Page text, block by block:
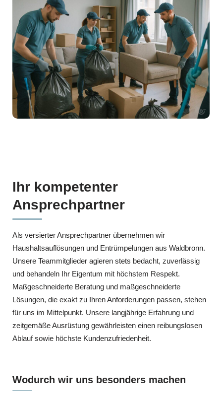
Ihr kompetenter
Ansprechpartner
Als versierter Ansprechpartner übernehmen wir
Haushaltsauflösungen und Entrümpelungen aus Waldbronn.
Unsere Teammitglieder agieren stets bedacht, zuverlässig
und behandeln Ihr Eigentum mit höchstem Respekt.
Maßgeschneiderte Beratung und maßgeschneiderte
Lösungen, die exakt zu Ihren Anforderungen passen, stehen
für uns im Mittelpunkt. Unsere langjährige Erfahrung und
zeitgemäße Ausrüstung gewährleisten einen reibungslosen
Ablauf sowie höchste Kundenzufriedenheit.
Wodurch wir uns besonders machen